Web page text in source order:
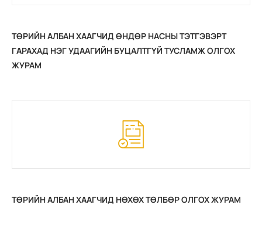
ТӨРИЙН АЛБАН ХААГЧИД ӨНДӨР НАСНЫ ТЭТГЭВЭРТ
ГАРАХАД НЭГ УДААГИЙН БУЦАЛТГҮЙ ТУСЛАМЖ ОЛГОХ
ЖУРАМ
ТӨРИЙН АЛБАН ХААГЧИД НӨХӨХ ТӨЛБӨР ОЛГОХ ЖУРАМ